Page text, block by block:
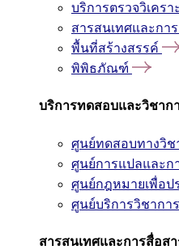
บริการตรวจวิเคร
สารสนเทศและกา
พื้นที่สร้างสรรค์
พิพิธภัณฑ์
บริการทดสอบและวิชาก
ศูนย์ทดสอบทางวิช
ศูนย์การแปลและก
ศูนย์กฎหมายเพื่อป
ศูนย์บริการวิชากา
สารสนเทศและการสื่อส